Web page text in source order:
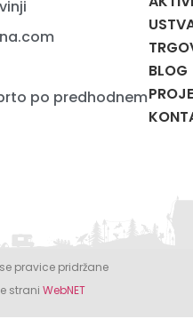
po predhodnem
BLOG
pravice pridržane
strani WebNET